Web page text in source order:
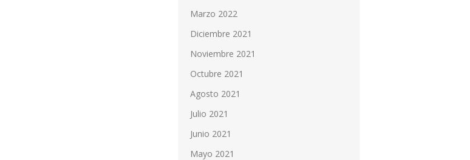
Marzo 2022
Diciembre 2021
Noviembre 2021
Octubre 2021
Agosto 2021
Julio 2021
Junio 2021
Mayo 2021